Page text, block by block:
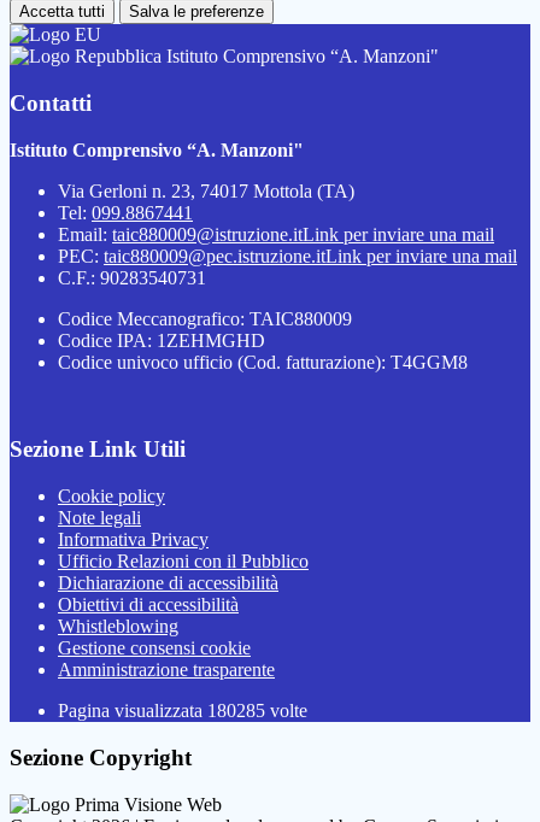
Accetta tutti Salva le preferenze
Istituto Comprensivo “A. Manzoni"
Contatti
Istituto Comprensivo “A. Manzoni"
Via Gerloni n. 23, 74017 Mottola (TA)
Tel: 099.8867441
Email: taic880009@istruzione.itLink per inviare una mail
PEC: taic880009@pec.istruzione.itLink per inviare una mail
C.F.: 90283540731
Codice Meccanografico: TAIC880009
Codice IPA: 1ZEHMGHD
Codice univoco ufficio (Cod. fatturazione): T4GGM8
Sezione Link Utili
Cookie policy
Note legali
Informativa Privacy
Ufficio Relazioni con il Pubblico
Dichiarazione di accessibilità
Obiettivi di accessibilità
Whistleblowing
Gestione consensi cookie
Amministrazione trasparente
Pagina visualizzata 180285 volte
Sezione Copyright